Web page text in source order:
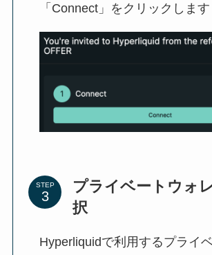
「Connect」をクリックします
STEP
プライベートウォ
択
Hyperliquidで利用するプライ